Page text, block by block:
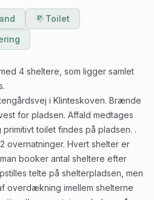
Toilet
4 sheltere, som ligger samlet
i Klinteskoven. Brænde
for pladsen. Affald medtages
toilet findes på pladsen. .
overnatninger. Hvert shelter er
booker antal sheltere efter
telte på shelterpladsen, men
overdækning imellem shelterne